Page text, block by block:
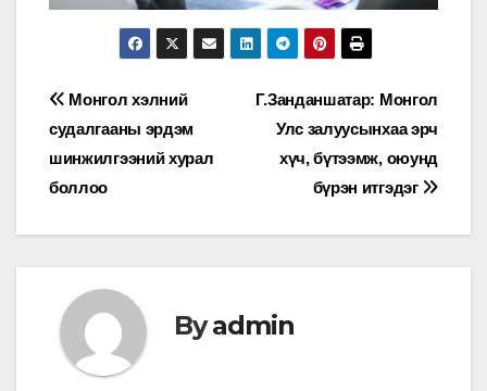
Мэдээний
цэс
Г.Занданшатар: Монгол
Улс залуусынхаа эрч
хүч, бүтээмж, оюунд
бүрэн итгэдэг
Монгол хэлний
судалгааны эрдэм
шинжилгээний хурал
боллоо
Byadmin